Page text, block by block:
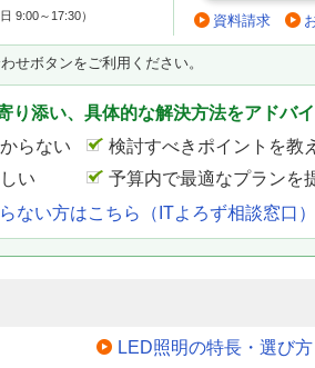
9:00～17:30） 資料請求
せボタンをご利用ください。
り添い、具体的な解決方法をアドバ
らない
検討すべきポイントを教
い
予算内で最適なプランを
ない方はこちら（ITよろず相談窓口）
LED照明の特長・選び方